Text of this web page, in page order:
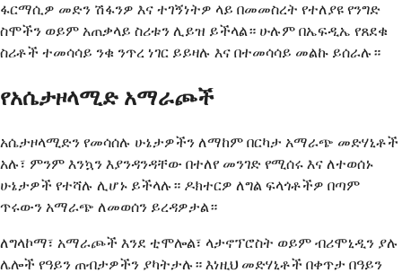
ፋርማሲዎ መድን ሽፋንዎ እና ተገኝነትዎ ላይ በመመስረት የተለያዩ የንግድ
ስሞችን ወይም አጠቃላይ ስሪቱን ሊይዝ ይችላል። ሁሉም በኤፍዲኤ የጸደቁ
ስሪቶች ተመሳሳይ ንቁ ንጥረ ነገር ይይዛሉ እና በተመሳሳይ መልኩ ይሰራሉ።
የአሴታዞላሚድ አማራጮች
አሴታዞላሚድን የመሳሰሉ ሁኔታዎችን ለማከም በርካታ አማራጭ መድሃኒቶች
አሉ፣ ምንም እንኳን እያንዳንዳቸው በተለየ መንገድ የሚሰሩ እና ለተወሰኑ
ሁኔታዎች የተሻሉ ሊሆኑ ይችላሉ። ዶክተርዎ ለግል ፍላጎቶችዎ በጣም
ጥሩውን አማራጭ ለመወሰን ይረዳዎታል።
ለግላኮማ፣ አማራጮች እንደ ቲሞሎል፣ ላታኖፕሮስት ወይም ብሪሞኒዲን ያሉ
ሌሎች የዓይን ጠብታዎችን ያካትታሉ። እነዚህ መድሃኒቶች በቀጥታ በዓይን